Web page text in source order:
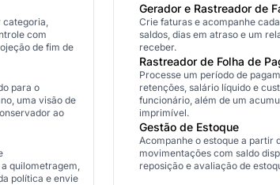
com
de fim de
para o
uma visão de
ao
quilometragem,
política e envie
Gerador e Rastreador de
Crie faturas e acompanhe
saldos, dias em atraso e um
receber.
Rastreador de Folha de
Processe um período de
retenções, salário líquido e
funcionário, além de um
imprimível.
Gestão de Estoque
Acompanhe o estoque a partir
movimentações com saldo
reposição e avaliação de